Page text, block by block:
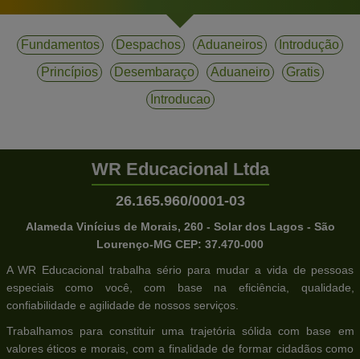
Fundamentos Despachos Aduaneiros
Introdução
Princípios
Desembaraço Aduaneiro
Gratis
Introducao
WR Educacional Ltda
26.165.960/0001-03
Alameda Vinícius de Morais, 260 - Solar dos Lagos - São
Lourenço-MG CEP: 37.470-000
A WR Educacional trabalha sério para mudar a vida de pessoas
especiais como você, com base na eficiência, qualidade,
confiabilidade e agilidade de nossos serviços.
Trabalhamos para constituir uma trajetória sólida com base em
valores éticos e morais, com a finalidade de formar cidadãos como